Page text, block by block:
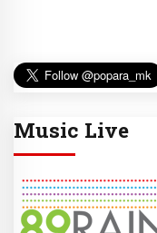
Music Live